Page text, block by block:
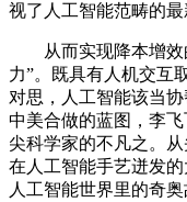
视了人工智能范畴的最
从而实现降本增效
力”。既具有人机交互
对思，人工智能该当
中美合做的蓝图，李
尖科学家的不凡之。
在人工智能手艺迸发
人工智能世界里的奇